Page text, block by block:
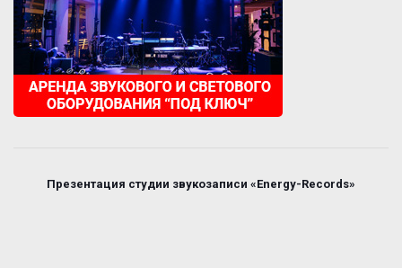
Презентация студии звукозаписи «Energy-Records»